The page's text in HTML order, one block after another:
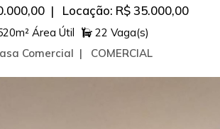
| Locação: R$ 35.000,00
Área Útil
22 Vaga(s)
Comercial | COMERCIAL